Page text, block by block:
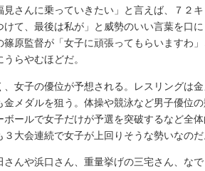
見さんに乗っていきたい」と言えば、７２キ
て、最後は私が」と威勢のいい言葉を口に
原監督が「女子に頑張ってもらいますわ」
らやむほどだ。
女子の優位が予想される。レスリングは
金メダルを狙う。体操や競泳など男子優位
ールで女子だけが予選を突破するなど全体
大会連続で女子が上回りそうな勢いなのだ
んや浜口さん、重量挙げの三宅さん、なで